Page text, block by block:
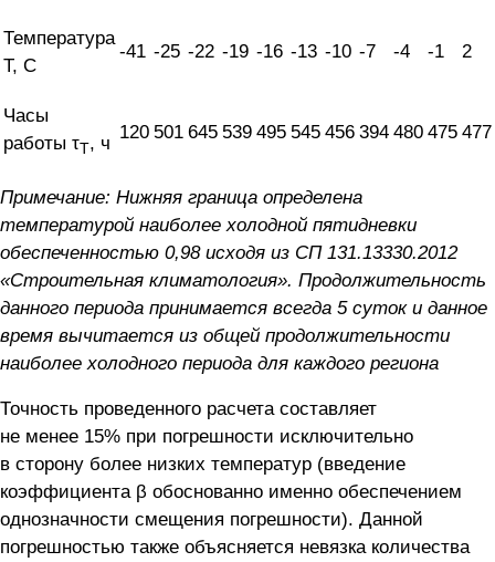
Температура
T, С
-41 -25 -22 -19 -16 -13 -10 -7 -4 -1 2
Часы
работы τT, ч
120 501 645 539 495 545 456 394 480 475 477
Примечание: Нижняя граница определена
температурой наиболее холодной пятидневки
обеспеченностью 0,98 исходя из СП 131.13330.2012
«Строительная климатология». Продолжительность
данного периода принимается всегда 5 суток и данное
время вычитается из общей продолжительности
наиболее холодного периода для каждого региона
Точность проведенного расчета составляет
не менее 15% при погрешности исключительно
в сторону более низких температур (введение
коэффициента β обоснованно именно обеспечением
однозначности смещения погрешности). Данной
погрешностью также объясняется невязка количества